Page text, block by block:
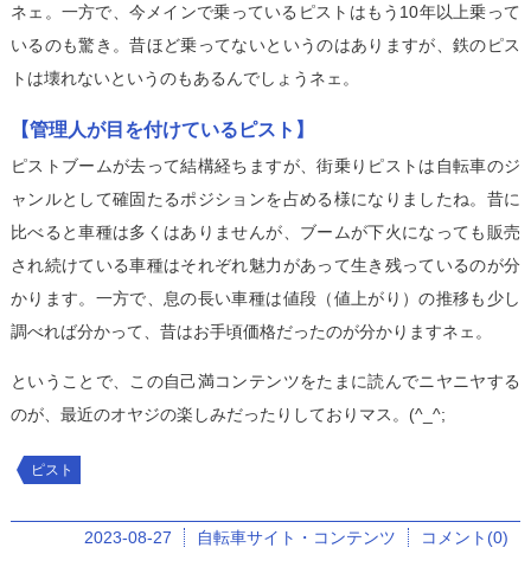
ネェ。一方で、今メインで乗っているピストはもう10年以上乗って
いるのも驚き。昔ほど乗ってないというのはありますが、鉄のピス
トは壊れないというのもあるんでしょうネェ。
【管理人が目を付けているピスト 】
ピストブームが去って結構経ちますが、街乗りピストは自転車のジ
ャンルとして確固たるポジションを占める様になりましたね。昔に
比べると車種は多くはありませんが、ブームが下火になっても販売
され続けている車種はそれぞれ魅力があって生き残っているのが分
かります。一方で、息の長い車種は値段（値上がり）の推移も少し
調べれば分かって、昔はお手頃価格だったのが分かりますネェ。
ということで、この自己満コンテンツをたまに読んでニヤニヤする
のが、最近のオヤジの楽しみだったりしておりマス。(^_^;
ピスト
2023-08-27 自転車サイト・コンテンツ コメント(0)